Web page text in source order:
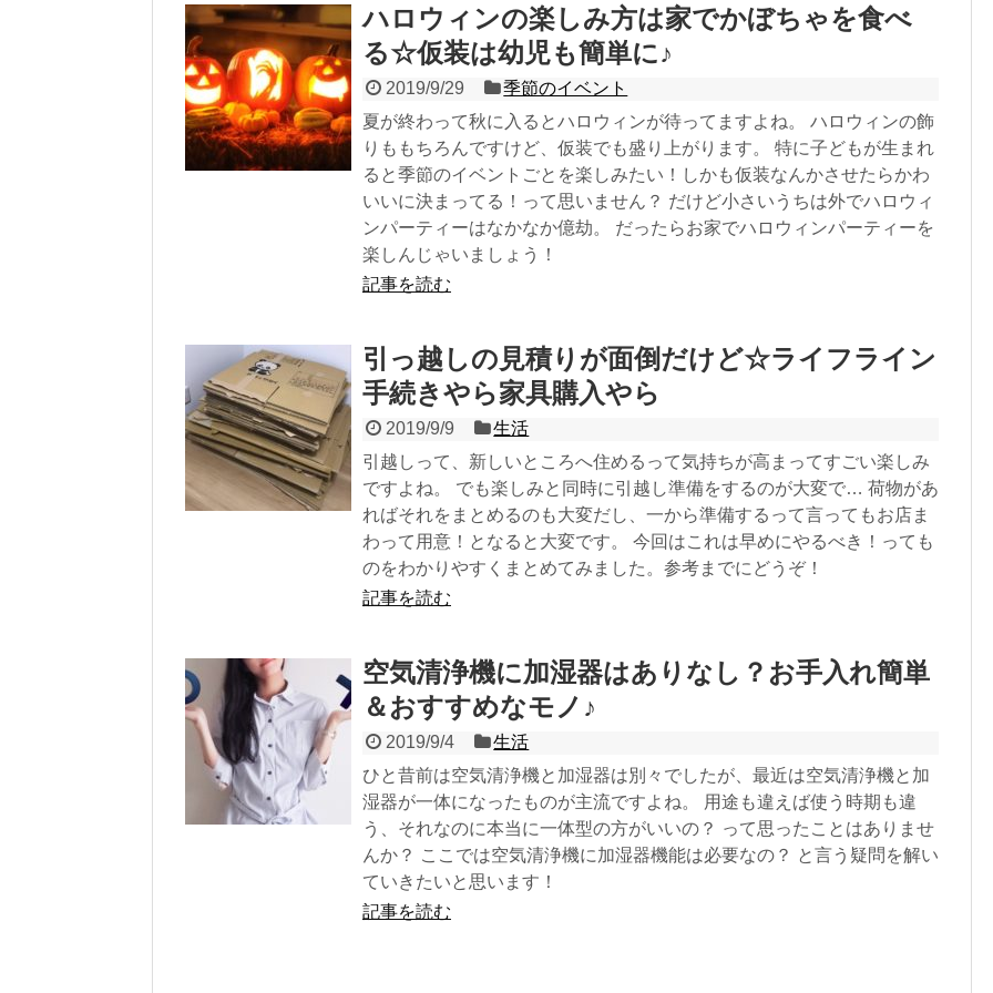
ハロウィンの楽しみ方は家でかぼちゃを食べ
る☆仮装は幼児も簡単に♪
2019/9/29
季節のイベント
夏が終わって秋に入るとハロウィンが待ってますよね。 ハロウィンの飾
りももちろんですけど、仮装でも盛り上がります。 特に子どもが生まれ
ると季節のイベントごとを楽しみたい！しかも仮装なんかさせたらかわ
いいに決まってる！って思いません？ だけど小さいうちは外でハロウィ
ンパーティーはなかなか億劫。 だったらお家でハロウィンパーティーを
楽しんじゃいましょう！
記事を読む
引っ越しの見積りが面倒だけど☆ライフライン
手続きやら家具購入やら
2019/9/9
生活
引越しって、新しいところへ住めるって気持ちが高まってすごい楽しみ
ですよね。 でも楽しみと同時に引越し準備をするのが大変で… 荷物があ
ればそれをまとめるのも大変だし、一から準備するって言ってもお店ま
わって用意！となると大変です。 今回はこれは早めにやるべき！っても
のをわかりやすくまとめてみました。参考までにどうぞ！
記事を読む
空気清浄機に加湿器はありなし？お手入れ簡単
＆おすすめなモノ♪
2019/9/4
生活
ひと昔前は空気清浄機と加湿器は別々でしたが、最近は空気清浄機と加
湿器が一体になったものが主流ですよね。 用途も違えば使う時期も違
う、それなのに本当に一体型の方がいいの？ って思ったことはありませ
んか？ ここでは空気清浄機に加湿器機能は必要なの？ と言う疑問を解い
ていきたいと思います！
記事を読む